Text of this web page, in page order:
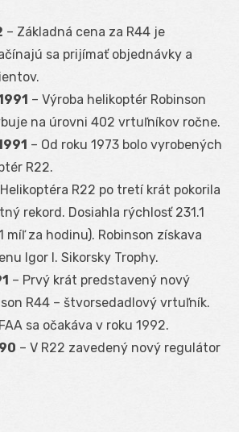
– Základná cena za R44 je
sa prijímať objednávky a
– Výroba helikoptér Robinson
na úrovni 402 vrtuľníkov ročne.
– Od roku 1973 bolo vyrobených
R22.
R22 po tretí krát pokorila
rekord. Dosiahla rýchlosť 231.1
míľ za hodinu). Robinson získava
Igor I. Sikorsky Trophy.
– Prvý krát predstavený nový
R44 – štvorsedadlový vrtuľník.
sa očakáva v roku 1992.
– V R22 zavedený nový regulátor